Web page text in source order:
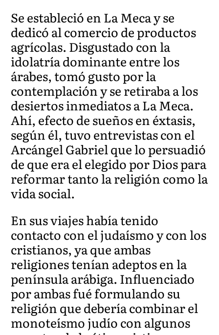
Se estableció en La Meca y se
dedicó al comercio de productos
agrícolas. Disgustado con la
idolatría dominante entre los
árabes, tomó gusto por la
contemplación y se retiraba a los
desiertos inmediatos a La Meca.
Ahí, efecto de sueños en éxtasis,
según él, tuvo entrevistas con el
Arcángel Gabriel que lo persuadió
de que era el elegido por Dios para
reformar tanto la religión como la
vida social.
En sus viajes había tenido
contacto con el judaísmo y con los
cristianos, ya que ambas
religiones tenían adeptos en la
península arábiga. Influenciado
por ambas fué formulando su
religión que debería combinar el
monoteísmo judío con algunos